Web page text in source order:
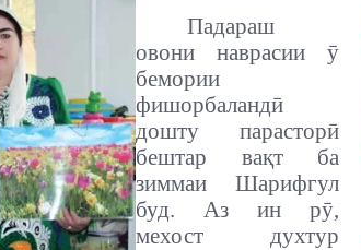
Падараш
овони наврасии ӯ
бемории
фишорбаландӣ
дошту парасторӣ
бештар вақт ба
зиммаи Шарифгул
буд. Аз ин рӯ,
мехост духтур